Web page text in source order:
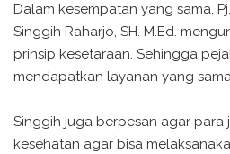
Dalam kesempatan yang sama,
Singgih Raharjo, SH. M.Ed.
prinsip kesetaraan. Sehingga
mendapatkan layanan yang
Singgih juga berpesan agar para
kesehatan agar bisa